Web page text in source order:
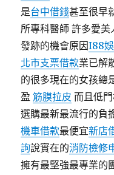
是台中借錢甚至很早
所專科醫師 許多愛
發跡的機會原因I88
北市支票借款業已解
的很多現在的女孩總
盈筋膜拉皮 而且低
選購最新最流行的負
機車借款最便宜新店
詢說實在的消防檢修
擁有最堅強最專業的